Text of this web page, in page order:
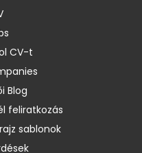
CV-t
Blog
feliratkozás
sablonok